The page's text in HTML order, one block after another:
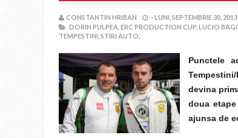
CONSTANTIN HRIBAN -LUNI, SEPTEMBRIE 30, 2013
DORIN PULPEA, ERC PRODUCTION CUP, LUCIO
TEMPESTINI, STIRI AUTO,
Punctele
devina
doua
ajunsa de